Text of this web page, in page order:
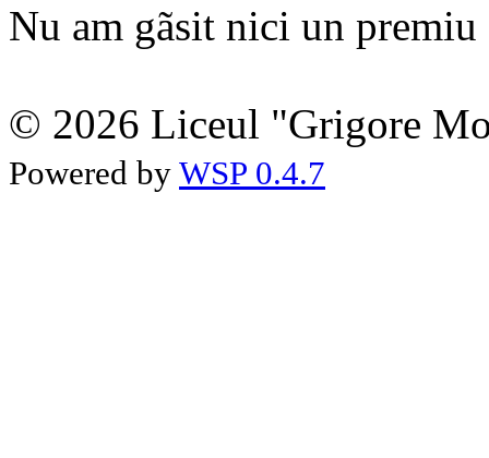
Nu am gãsit nici un premiu
© 2026 Liceul "Grigore
Powered by WSP 0.4.7